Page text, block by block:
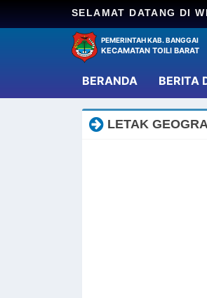
SELAMAT DATANG DI
PEMERINTAH KAB. BANGGAI
KECAMATAN TOILI BARAT
BERANDA (current)
BERITA
LETAK